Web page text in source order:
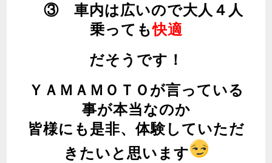
③ 車内は広いので大人４人
乗っても快適
だそうです！
ＹＡＭＡＭＯＴＯが言っている
事が本当なのか
皆様にも是非、体験していただ
きたいと思います